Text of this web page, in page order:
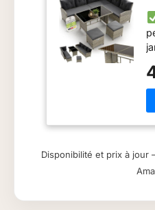
Disponibilité et prix à jour